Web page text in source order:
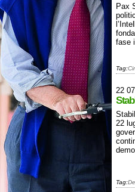
Pax
fase
Tag:
22
22
Tag: